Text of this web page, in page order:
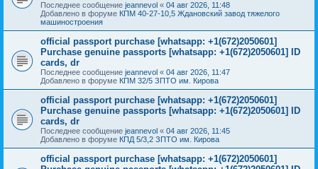
Последнее сообщение jeannevol « 04 авг 2026, 11:48
Добавлено в форуме КПМ 40-27-10,5 Ждановский завод тяжелого
машиностроения
official passport purchase [whatsapp: +1(672)2050601]
Purchase genuine passports [whatsapp: +1(672)2050601] ID
cards, dr
Последнее сообщение jeannevol « 04 авг 2026, 11:47
Добавлено в форуме КПМ 32/5 ЗПТО им. Кирова
official passport purchase [whatsapp: +1(672)2050601]
Purchase genuine passports [whatsapp: +1(672)2050601] ID
cards, dr
Последнее сообщение jeannevol « 04 авг 2026, 11:45
Добавлено в форуме КПД 5/3,2 ЗПТО им. Кирова
official passport purchase [whatsapp: +1(672)2050601]